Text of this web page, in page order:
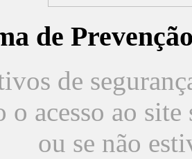
de
de
o acesso ao
ou se não